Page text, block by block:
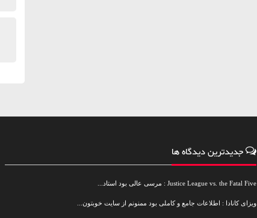
جدیدترین دیدگاه ها
Justice League vs. the Fatal Five : مرسی عالی بود استاد...
ویزای کانادا : اطلاعات جامع و کاملی بود ممنونم از سایت خوبتون...